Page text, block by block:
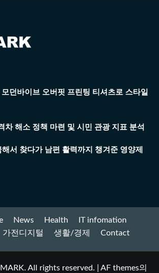
던바이브 오버핏 프린팅 티셔츠로 스타일
차 해소 정책 마련 및 시민 관광 지표 분석
서 찾다가 남편 활력까지 챙겨준 영양제
News Health
IT infomation
가전디지털 생활/경제 Contact
All rights reserved. AF themes의